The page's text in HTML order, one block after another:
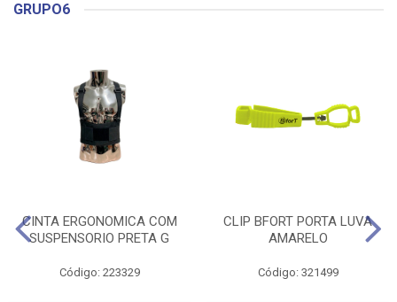
GRUPO6
CINTA ERGONOMICA COM
SUSPENSORIO PRETA G
Código: 223329
CLIP BFORT PORTA LUVA
AMARELO
Código: 321499